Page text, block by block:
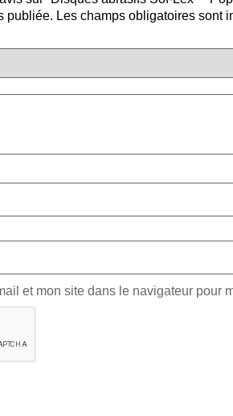
publiée. Les champs obligatoires sont
et mon site dans le navigateur pour